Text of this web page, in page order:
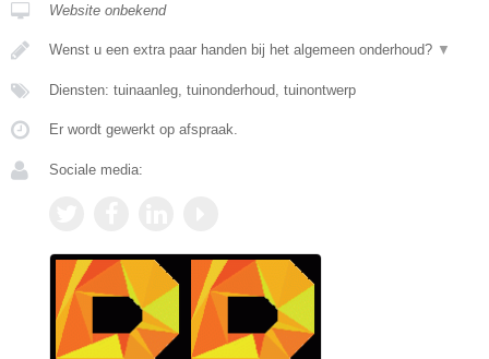
Website onbekend
Wenst u een extra paar handen bij het algemeen onderhoud? ▼
Diensten: tuinaanleg, tuinonderhoud, tuinontwerp
Er wordt gewerkt op afspraak.
Sociale media: